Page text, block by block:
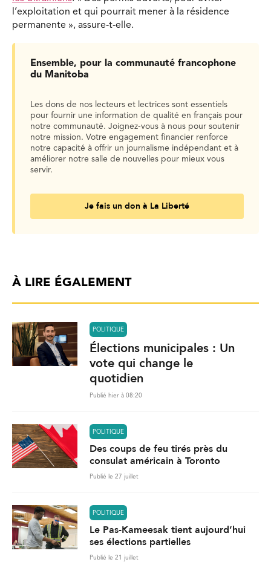
l’exploitation et qui pourrait mener à la résidence
permanente », assure-t-elle.
Ensemble, pour la communauté francophone
du Manitoba
Les dons de nos lecteurs et lectrices sont essentiels
pour fournir une information de qualité en français pour
notre communauté. Joignez-vous à nous pour soutenir
notre mission. Votre engagement financier renforce
notre capacité à offrir un journalisme indépendant et à
améliorer notre salle de nouvelles pour mieux vous
servir.
Je fais un don à La Liberté
À LIRE ÉGALEMENT
POLITIQUE
Élections municipales : Un
vote qui change le
quotidien
Publié hier à 08:20
POLITIQUE
Des coups de feu tirés près du
consulat américain à Toronto
Publié le 27 juillet
POLITIQUE
Le Pas-Kameesak tient aujourd’hui
ses élections partielles
Publié le 21 juillet